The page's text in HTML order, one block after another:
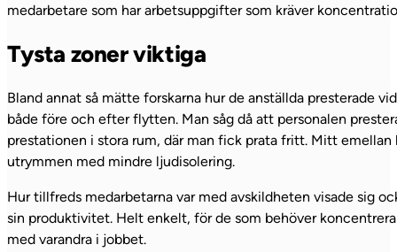
medarbetare som har arbetsuppgifter som kräver
Tysta zoner viktiga
Bland annat så mätte forskarna hur de anställda presterade
både före och efter flytten. Man såg då att personalen
prestationen i stora rum, där man fick prata fritt. Mitt
utrymmen med mindre ljudisolering.
Hur tillfreds medarbetarna var med avskildheten visade sig
sin produktivitet. Helt enkelt, för de som behöver
med varandra i jobbet.